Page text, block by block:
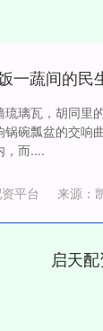
一蔬间的民
琉璃瓦，胡同里
碗瓢盆的交响
，而....
来源：
平台
启天